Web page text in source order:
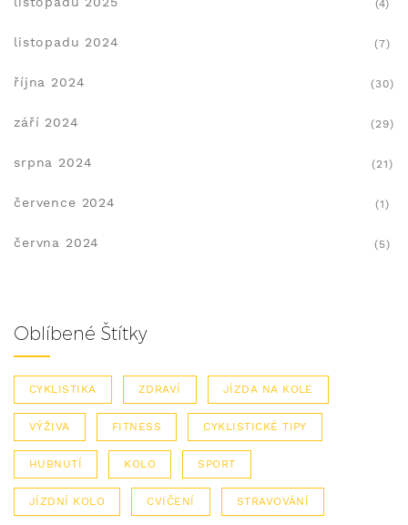
(4)
listopadu 2024 (7)
října 2024 (30)
září 2024 (29)
srpna 2024 (21)
července 2024 (1)
června 2024 (5)
Oblíbené Štítky
CYKLISTIKA ZDRAVÍ JÍZDA NA KOLE
VÝŽIVA FITNESS CYKLISTICKÉ TIPY
HUBNUTÍ KOLO SPORT
JÍZDNÍ KOLO CVIČENÍ STRAVOVÁNÍ